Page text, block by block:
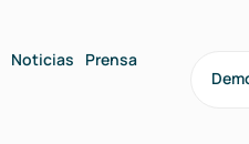
Noticias
Prensa